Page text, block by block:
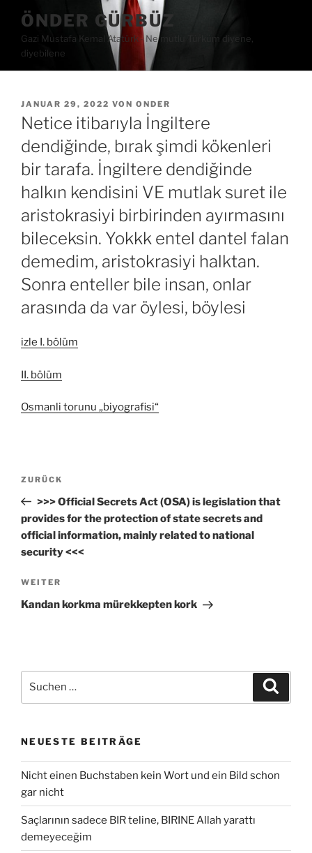
Inhalt
springen
ÖNDER GÜRBÜZ
Gazi Mustafa Kemal Atatürk ∙ Ne mutlu Türküm diyene,
diyebilene
VERÖFFENTLICHT
AM
JANUAR 29, 2022 VON ONDER
Netice itibarıyla İngiltere
dendiğinde, bırak şimdi kökenleri
bir tarafa. İngiltere dendiğinde
halkın kendisini VE mutlak suret ile
aristokrasiyi birbirinden ayırmasını
bileceksin. Yokkk entel dantel falan
demedim, aristokrasiyi halktan.
Sonra enteller bile insan, onlar
arasında da var öylesi, böylesi
izle I. bölüm
II. bölüm
Osmanli torunu „biyografisi“
Beitrags-
Vorheriger
Beitrag
ZURÜCK
>>> Official Secrets Act (OSA) is legislation that
provides for the protection of state secrets and
official information, mainly related to national
security <<<
Nächster
Beitrag
WEITER
Kandan korkma mürekkepten kork
nach:
NEUESTE BEITRÄGE
Nicht einen Buchstaben kein Wort und ein Bild schon
gar nicht
Saçlarının sadece BIR teline, BIRINE Allah yarattı
demeyeceğim